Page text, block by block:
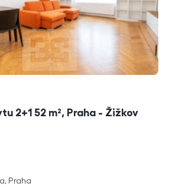
2+1 52 m², Praha - Žižkov
Praha